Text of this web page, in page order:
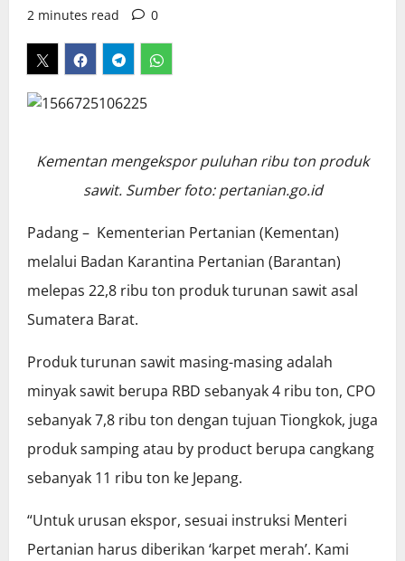
2 minutes read
0
Kementan mengekspor puluhan ribu ton produk
sawit. Sumber foto: pertanian.go.id
Padang – Kementerian Pertanian (Kementan)
melalui Badan Karantina Pertanian (Barantan)
melepas 22,8 ribu ton produk turunan sawit asal
Sumatera Barat.
Produk turunan sawit masing-masing adalah
minyak sawit berupa RBD sebanyak 4 ribu ton, CPO
sebanyak 7,8 ribu ton dengan tujuan Tiongkok, juga
produk samping atau by product berupa cangkang
sebanyak 11 ribu ton ke Jepang.
“Untuk urusan ekspor, sesuai instruksi Menteri
Pertanian harus diberikan ‘karpet merah’. Kami